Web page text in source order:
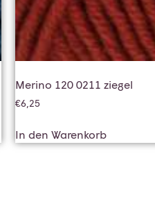
Merino 120 0211 ziegel
€6,25
In den Warenkorb